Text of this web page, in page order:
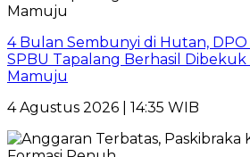
4 Bulan Sembunyi di Hutan,
SPBU Tapalang Berhasil
Mamuju
4 Agustus 2026 | 14:35 WIB